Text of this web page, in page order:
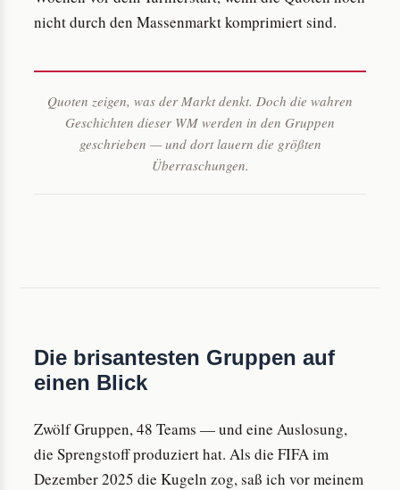
nicht durch den Massenmarkt komprimiert sind.
Quoten zeigen, was der Markt denkt. Doch die wahren
Geschichten dieser WM werden in den Gruppen
geschrieben — und dort lauern die größten
Überraschungen.
Die brisantesten Gruppen auf
einen Blick
Zwölf Gruppen, 48 Teams — und eine Auslosung,
die Sprengstoff produziert hat. Als die FIFA im
Dezember 2025 die Kugeln zog, saß ich vor meinem